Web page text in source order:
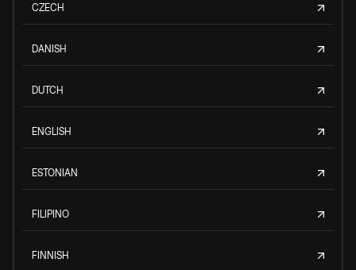
CZECH
DANISH
DUTCH
ENGLISH
ESTONIAN
FILIPINO
FINNISH